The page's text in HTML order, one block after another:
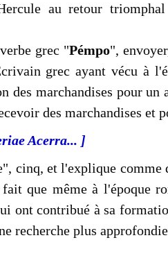
au retour
grec "Pémpo",
grec ayant vécu à
des marchandises pour
des marchandises et
Acerra... ]
cinq, et l'explique comme
que même à l'époque
ont contribué à sa
recherche plus